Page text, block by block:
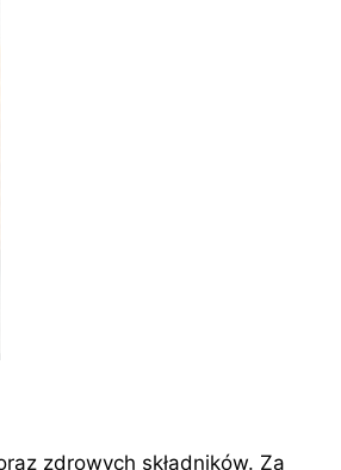
zdrowych składników. Za